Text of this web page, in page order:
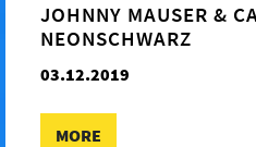
JOHNNY MAUSER &
NEONSCHWARZ
03.12.2019
MORE